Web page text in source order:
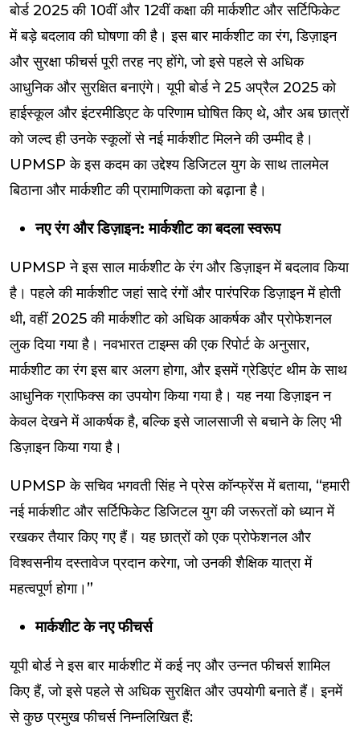
बोर्ड 2025 की 10वीं और 12वीं कक्षा की मार्कशीट और सर्टिफिकेट
में बड़े बदलाव की घोषणा की है। इस बार मार्कशीट का रंग, डिज़ाइन
और सुरक्षा फीचर्स पूरी तरह नए होंगे, जो इसे पहले से अधिक
आधुनिक और सुरक्षित बनाएंगे। यूपी बोर्ड ने 25 अप्रैल 2025 को
हाईस्कूल और इंटरमीडिएट के परिणाम घोषित किए थे, और अब छात्रों
को जल्द ही उनके स्कूलों से नई मार्कशीट मिलने की उम्मीद है।
UPMSP के इस कदम का उद्देश्य डिजिटल युग के साथ तालमेल
बिठाना और मार्कशीट की प्रामाणिकता को बढ़ाना है।
नए रंग और डिज़ाइन: मार्कशीट का बदला स्वरूप
UPMSP ने इस साल मार्कशीट के रंग और डिज़ाइन में बदलाव किया
है। पहले की मार्कशीट जहां सादे रंगों और पारंपरिक डिज़ाइन में होती
थी, वहीं 2025 की मार्कशीट को अधिक आकर्षक और प्रोफेशनल
लुक दिया गया है। नवभारत टाइम्स की एक रिपोर्ट के अनुसार,
मार्कशीट का रंग इस बार अलग होगा, और इसमें ग्रेडिएंट थीम के साथ
आधुनिक ग्राफिक्स का उपयोग किया गया है। यह नया डिज़ाइन न
केवल देखने में आकर्षक है, बल्कि इसे जालसाजी से बचाने के लिए भी
डिज़ाइन किया गया है।
UPMSP के सचिव भगवती सिंह ने प्रेस कॉन्फ्रेंस में बताया, “हमारी
नई मार्कशीट और सर्टिफिकेट डिजिटल युग की जरूरतों को ध्यान में
रखकर तैयार किए गए हैं। यह छात्रों को एक प्रोफेशनल और
विश्वसनीय दस्तावेज प्रदान करेगा, जो उनकी शैक्षिक यात्रा में
महत्वपूर्ण होगा।”
मार्कशीट के नए फीचर्स
यूपी बोर्ड ने इस बार मार्कशीट में कई नए और उन्नत फीचर्स शामिल
किए हैं, जो इसे पहले से अधिक सुरक्षित और उपयोगी बनाते हैं। इनमें
से कुछ प्रमुख फीचर्स निम्नलिखित हैं: